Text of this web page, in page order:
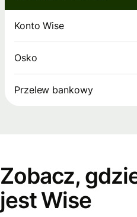
Konto Wise
Osko
Przelew bankowy
Zobacz,
jest Wise